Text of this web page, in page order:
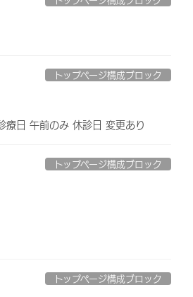
トップページ構成ブロック
療日 午前のみ 休診日 変更あり
トップページ構成ブロック
トップページ構成ブロック